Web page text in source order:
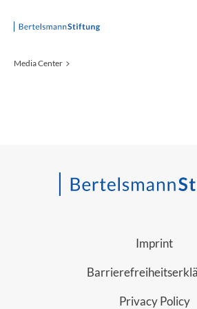
Startseite
Media Center
Imprint
Privacy Policy